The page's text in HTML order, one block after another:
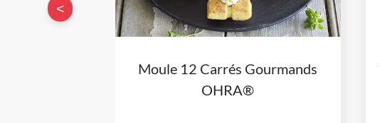
Moule 12 Carrés Gourmands
OHRA®
<